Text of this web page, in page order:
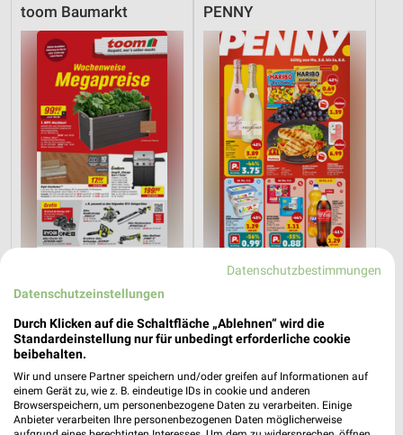
toom Baumarkt
Angebote ab 08.08.
Gültig bis Fr. 14.08.
PENNY
0,7 km
Noch heute gültig
XXXLutz
Datenschutzbestimmungen
Datenschutzeinstellungen
Durch Klicken auf die Schaltfläche „Ablehnen“ wird die
Standardeinstellung nur für unbedingt erforderliche cookie
beibehalten.
Wir und unsere Partner speichern und/oder greifen auf Informationen auf
einem Gerät zu, wie z. B. eindeutige IDs in cookie und anderen
Browserspeichern, um personenbezogene Daten zu verarbeiten. Einige
Anbieter verarbeiten Ihre personenbezogenen Daten möglicherweise